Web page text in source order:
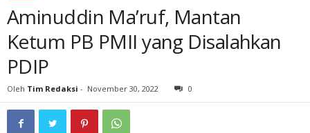
Aminuddin Ma’ruf, Mantan
Ketum PB PMII yang Disalahkan
PDIP
Oleh Tim Redaksi - November 30, 2022 0